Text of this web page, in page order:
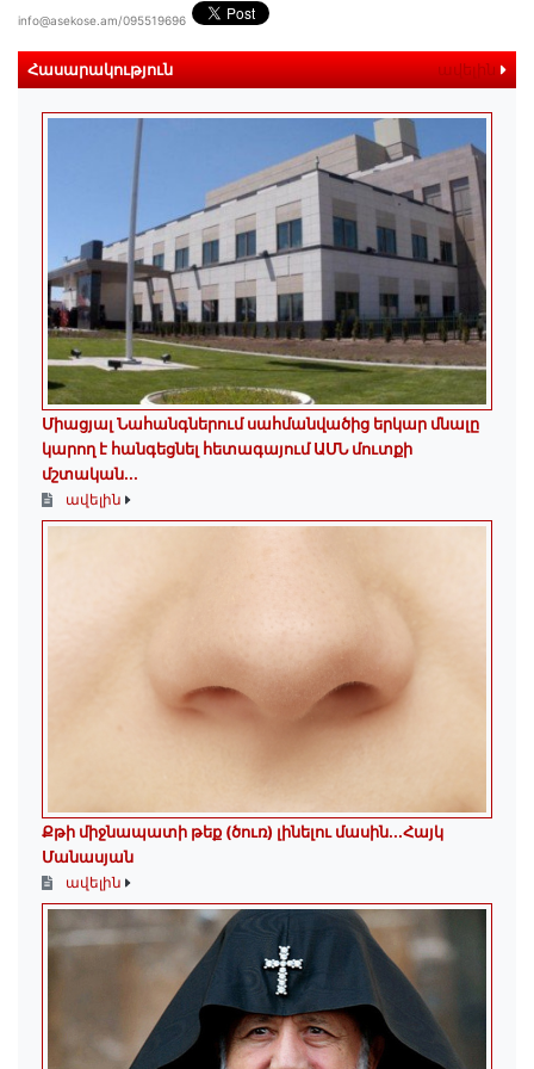
info@asekose.am/095519696
Հասարակություն ավելին
Միացյալ Նահանգներում սահմանվածից երկար մնալը
կարող է հանգեցնել հետագայում ԱՄՆ մուտքի
մշտական...
ավելին
Քթի միջնապատի թեք (ծուռ) լինելու մասին․․․Հայկ
Մանասյան
ավելին